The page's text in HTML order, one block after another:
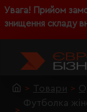
Увага! Прийом
знищення складу
Товари
Футболка